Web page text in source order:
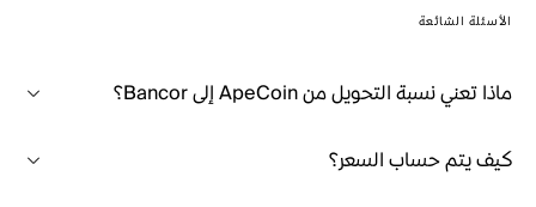
الأسئلة الشائعة
ماذا تعني نسبة التحويل من ApeCoin إلى Bancor؟
كيف يتم حساب السعر؟